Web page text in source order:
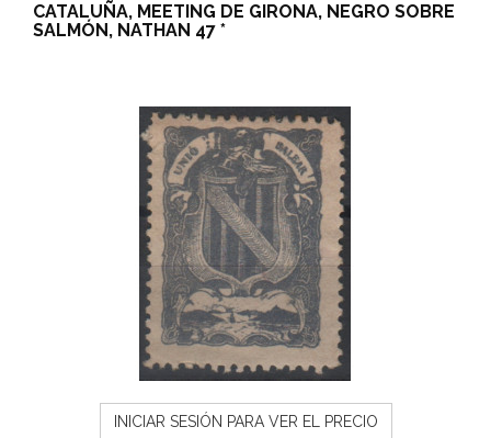
CATALUÑA, MEETING DE GIRONA, NEGRO SOBRE
SALMÓN, NATHAN 47 *
INICIAR SESIÓN PARA VER EL PRECIO